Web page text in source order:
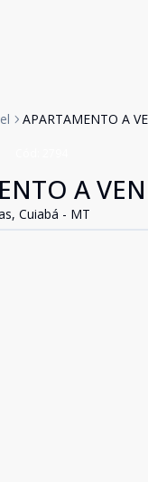
APARTAMENTO A
A
Cuiabá - MT